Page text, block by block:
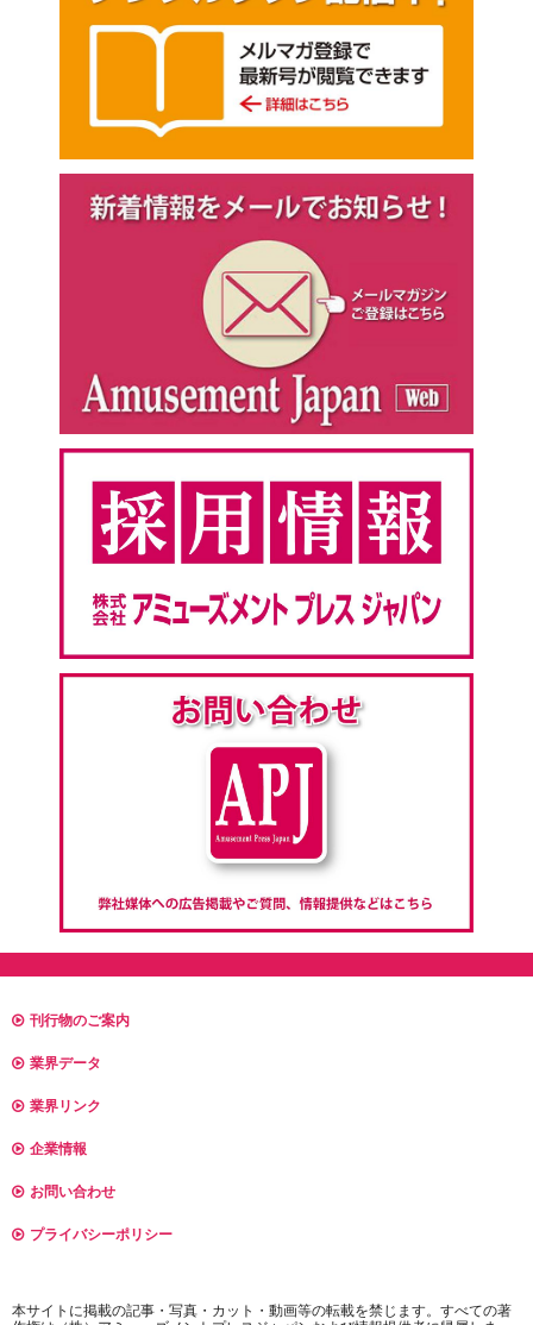
刊行物のご案内
業界データ
業界リンク
企業情報
お問い合わせ
プライバシーポリシー
本サイトに掲載の記事・写真・カット・動画等の転載を禁じます。すべての著